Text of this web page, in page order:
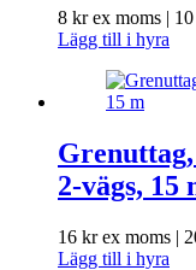
8 krex moms | 10
Lägg till i hyra
2-vägs, 15
16 krex moms |
Lägg till i hyra